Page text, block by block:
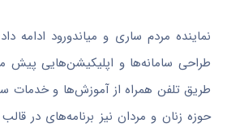
نماینده مردم ساری و میاندورود ادامه
طراحی سامانه‌ها و اپلیکیشن‌هایی پیش
طریق تلفن همراه از آموزش‌ها و خدمات
حوزه زنان و مردان نیز برنامه‌های در